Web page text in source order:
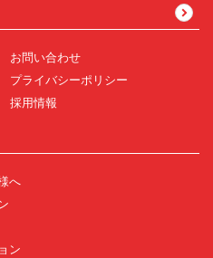
お問い合わせ
プライバシーポリシー
採用情報
へ
ン